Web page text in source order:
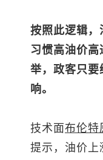
按照此逻辑，
习惯高油价
举，政客只要
响。
技术面布伦特
提示，油价上